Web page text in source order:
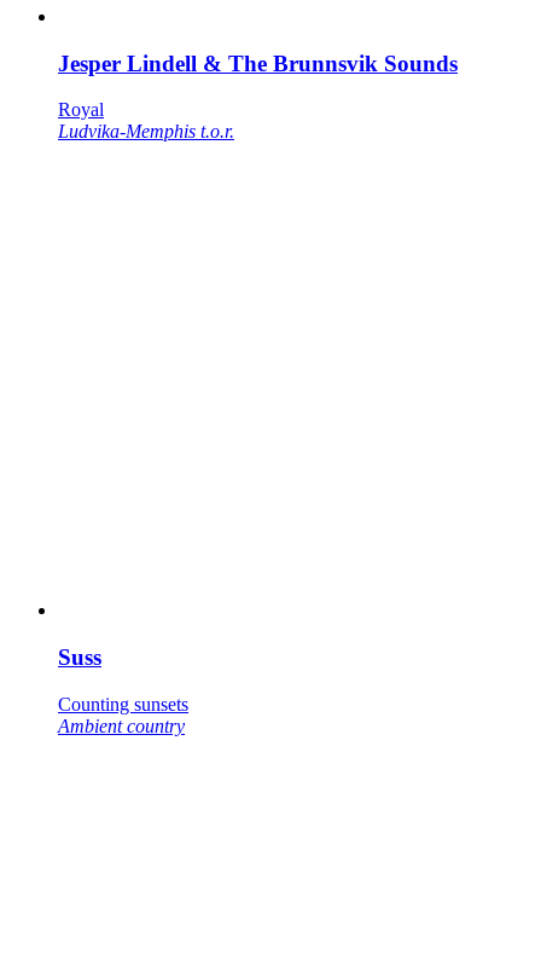
Jesper Lindell & The Brunnsvik Sounds
Royal
Ludvika-Memphis t.o.r.
Suss
Counting sunsets
Ambient country